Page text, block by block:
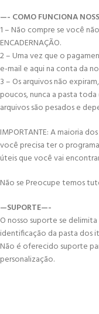
—- COMO FUNCIONA
1 – Não compre se você
ENCADERNAÇÃO.
2 – Uma vez que o
e-mail e aqui na conta da
3 – Os arquivos não
poucos, nunca a pasta
arquivos são pesados e
IMPORTANTE: A maioria
você precisa ter o
úteis que você vai
Não se Preocupe temos
—SUPORTE—-
O nosso suporte se
identificação da pasta dos
Não é oferecido suporte
personalização.